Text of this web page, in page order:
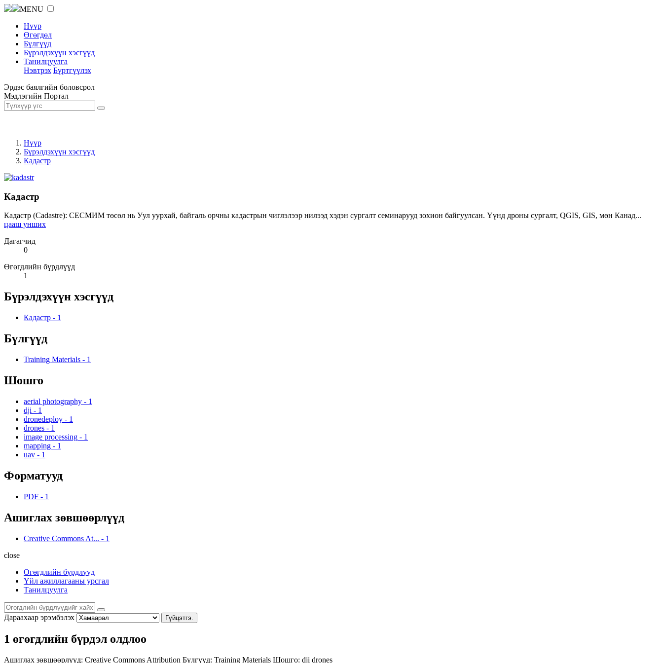
MENU
Нүүр
Өгөгдөл
Бүлгүүд
Бүрэлдэхүүн хэсгүүд
Танилцуулга
Нэвтрэх Бүртгүүлэх
Эрдэс баялгийн боловсрол
Мэдлэгийн Портал
Нүүр
Бүрэлдэхүүн хэсгүүд
Кадастр
Кадастр
Кадастр (Cadastre): СЕСМИМ төсөл нь Уул уурхай, байгаль орчны кадастрын чиглэлээр нилээд хэдэн сургалт семинарууд зохион байгуулсан. Үүнд дроны сургалт, QGIS, GIS, мөн Канад...
цааш унших
Дагагчид
0
Өгөгдлийн бүрдлүүд
1
Бүрэлдэхүүн хэсгүүд
Кадастр - 1
Бүлгүүд
Training Materials - 1
Шошго
aerial photography - 1
dji - 1
dronedeploy - 1
drones - 1
image processing - 1
mapping - 1
uav - 1
Форматууд
PDF - 1
Ашиглах зөвшөөрлүүд
Creative Commons At... - 1
close
Өгөгдлийн бүрдлүүд
Үйл ажиллагааны урсгал
Танилцуулга
Дараахаар эрэмбэлэх Гүйцэтгэ.
1 өгөгдлийн бүрдэл олдлоо
Ашиглах зөвшөөрлүүд: Creative Commons Attribution Бүлгүүд: Training Materials Шошго: dji drones